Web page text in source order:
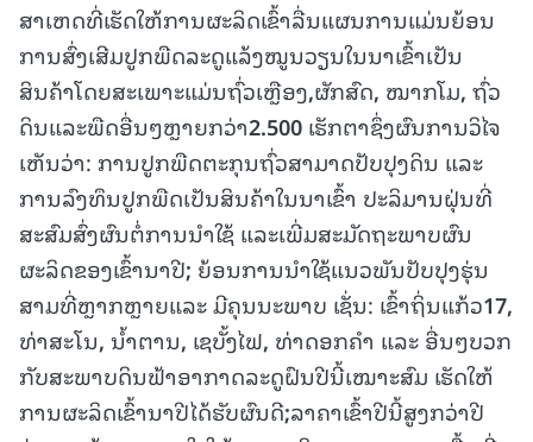
ສາເຫດທີ່ເຮັດໃຫ້ການຜະລິດເຂົ້າລື່ນແຜນການແມ່ນຍ້ອນ
ການສົ່ງເສີມປູກພືດລະດູແລ້ງໝູນວຽນໃນນາເຂົ້າເປັນ
ສິນຄ້າໂດຍສະເພາະແມ່ນຖົ່ວເຫຼືອງ,ຜັກສົດ, ໝາກໂມ, ຖົ່ວ
ດິນແລະພືດອື່ນໆຫຼາຍກວ່າ2.500 ເຮັກຕາຊຶ່ງຜົນການວິໄຈ
ເຫັນວ່າ: ການປູກພືດຕະກຸນຖົ່ວສາມາດປັບປຸງດິນ ແລະ
ການລົງທຶນປູກພືດເປັນສິນຄ້າໃນນາເຂົ້າ ປະລິມານຝຸ່ນທີ່
ສະສົມສົ່ງຜົນຕໍ່ການນຳໃຊ້ ແລະເພີ່ມສະມັດຖະພາບຜົນ
ຜະລິດຂອງເຂົ້ານາປີ; ຍ້ອນການນຳໃຊ້ແນວພັນປັບປຸງຮຸ່ນ
ສາມທີ່ຫຼາກຫຼາຍແລະ ມີຄຸນນະພາບ ເຊັ່ນ: ເຂົ້າຖິ່ນແກ້ວ17,
ທ່າສະໂນ, ນໍ້າຕານ, ເຊບັ້ງໄຟ, ທ່າດອກຄຳ ແລະ ອື່ນໆບວກ
ກັບສະພາບດິນຟ້າອາກາດລະດູຝົນປີນີ້ເໝາະສົມ ເຮັດໃຫ້
ການຜະລິດເຂົ້ານາປີໄດ້ຮັບຜົນດີ;ລາຄາເຂົ້າປີນີ້ສູງກວ່າປີ